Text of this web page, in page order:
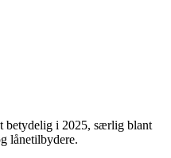
betydelig i 2025, særlig blant
lånetilbydere.